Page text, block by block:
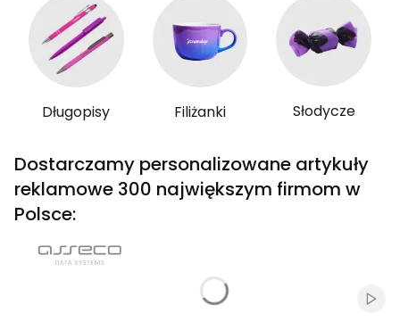
Długopisy Filiżanki Słodycze
Dostarczamy personalizowane artykuły
reklamowe 300 największym firmom w
Polsce: